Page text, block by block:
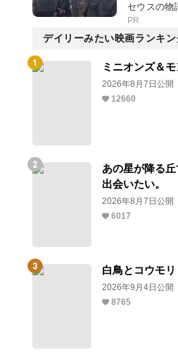
セウスの物
PR
デイリーみたい映画ランキン
ミニオンズ＆
2026年8月7日公開
12660
あの星が降る
出会いたい。
2026年8月7日公開
6017
白鳥とコウモリ
2026年9月4日公開
8765